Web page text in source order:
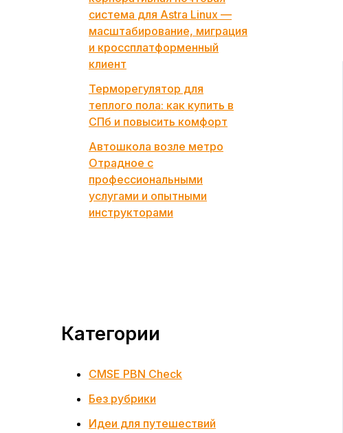
система для Astra Linux —
масштабирование, миграция
и кроссплатформенный
клиент
Терморегулятор для
теплого пола: как купить в
СПб и повысить комфорт
Автошкола возле метро
Отрадное с
профессиональными
услугами и опытными
инструкторами
Категории
CMSE PBN Check
Без рубрики
Идеи для путешествий